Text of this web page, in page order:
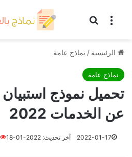
القائمة
الرئيسية / نماذج عامة
نماذج عامة
تحميل نموذج استبيان
عن الخدمات 2022
2022-01-17 آخر تحديث: 2022-01-18